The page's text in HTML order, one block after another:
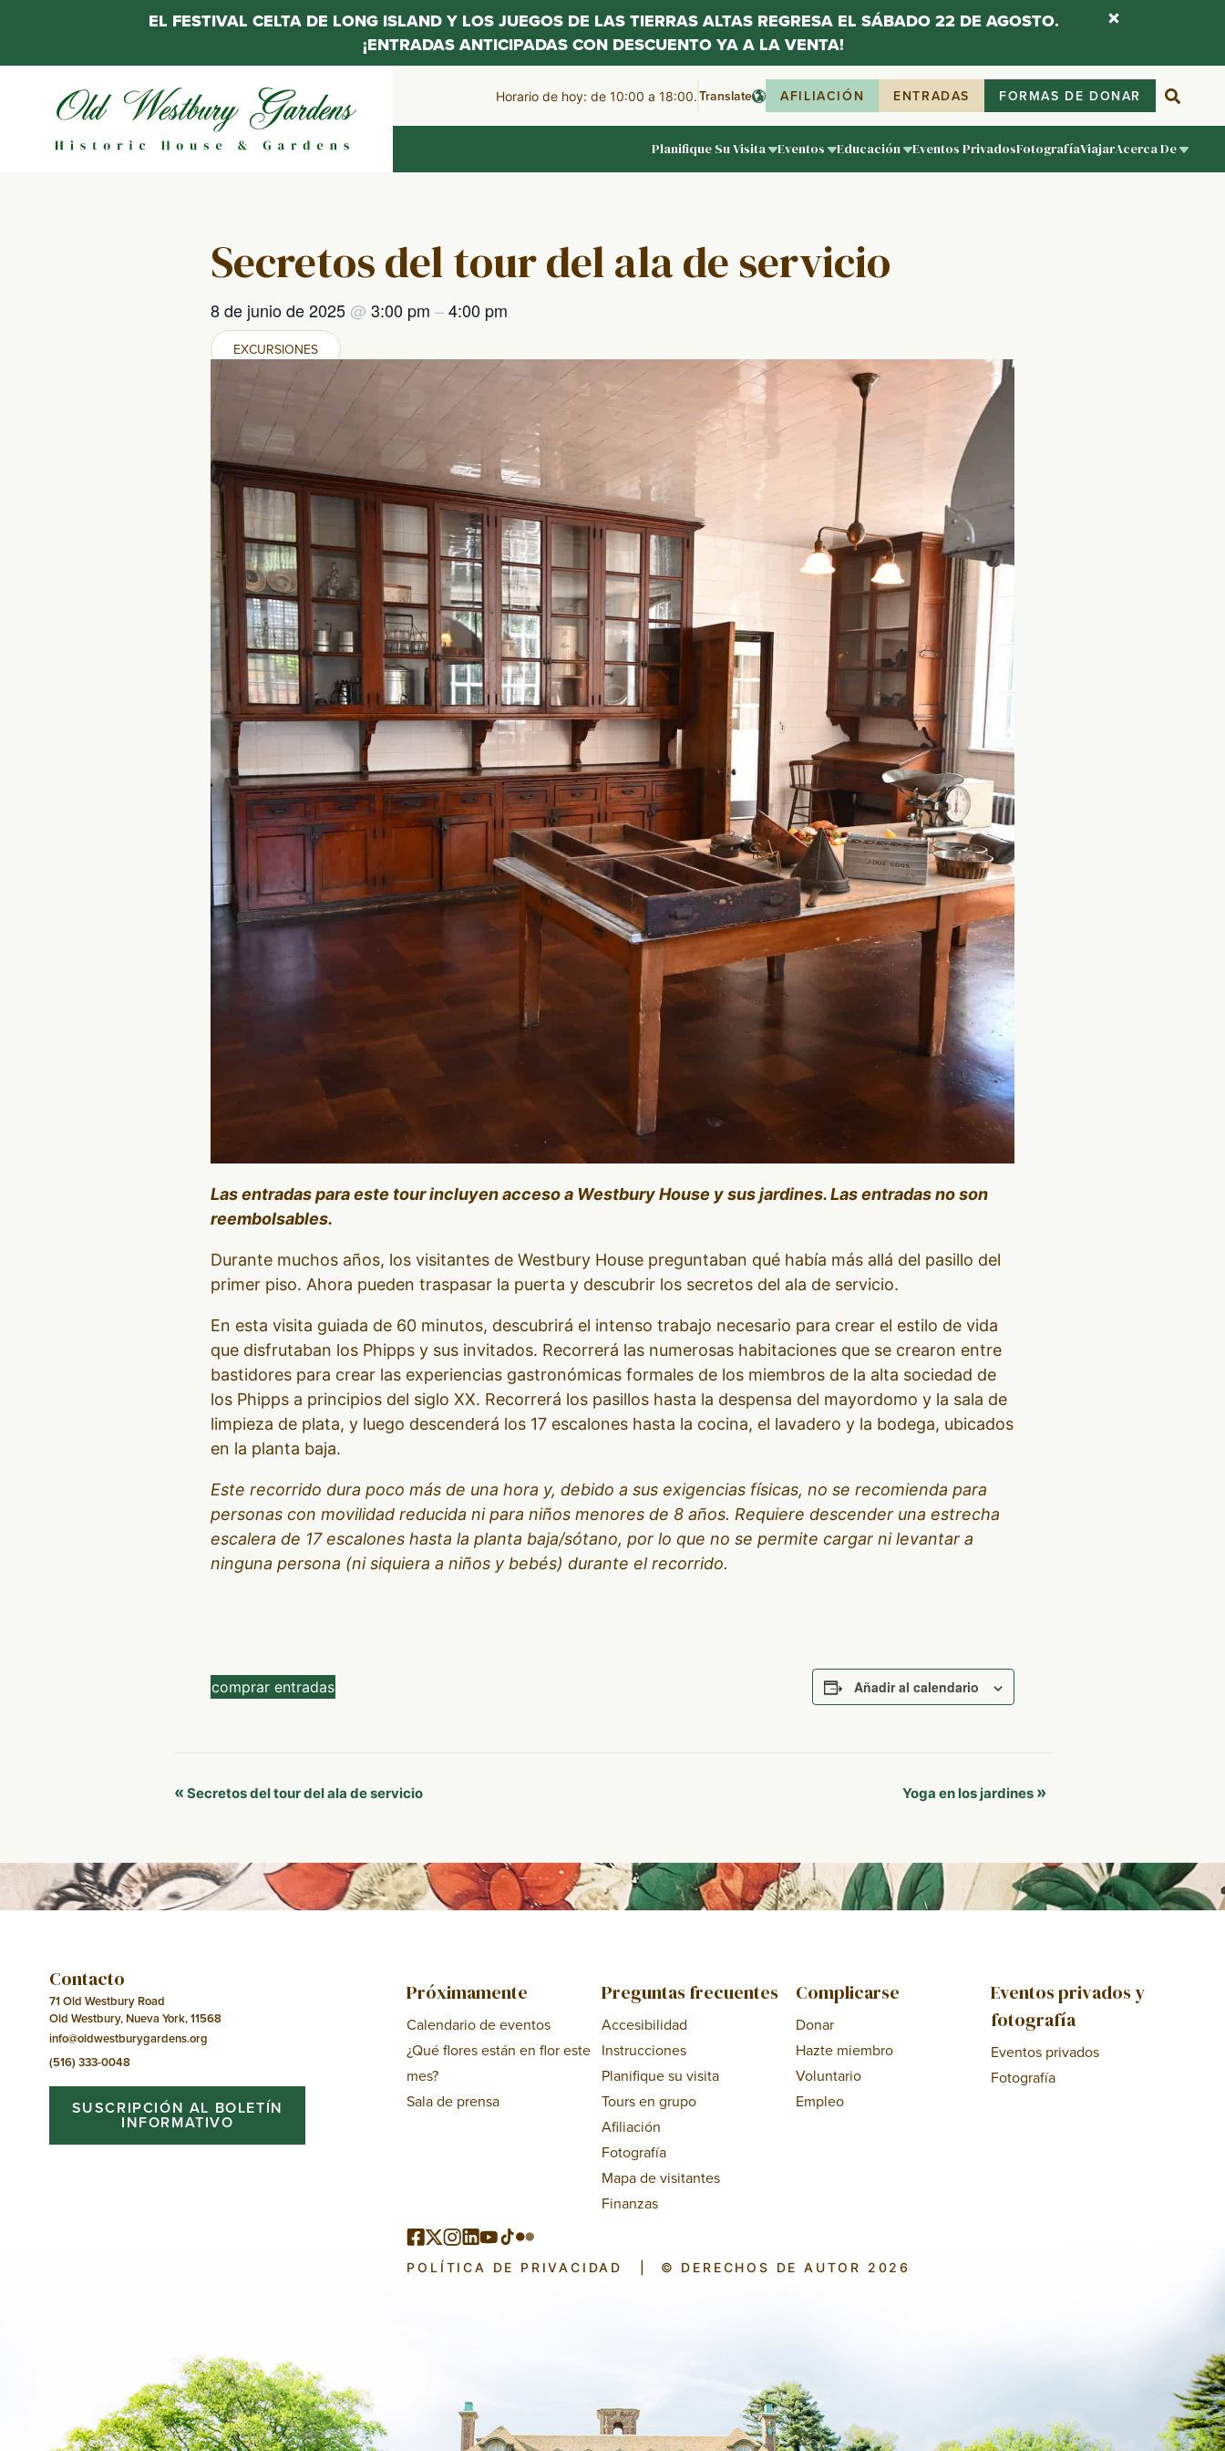
contenido
Horario de hoy: de 10:00 a 18:00.Translate AFILIACIÓN ENTRADAS FORMAS DE DONAR
Planifique Su Visita Eventos Educación Eventos PrivadosFotografíaViajarAcerca De
Secretos del tour del ala de servicio
8 de junio de 2025@ 3:00 pm –4:00 pm
EXCURSIONES
Las entradas para este tour incluyen acceso a Westbury House y sus jardines. Las entradas no son
reembolsables.
Durante muchos años, los visitantes de Westbury House preguntaban qué había más allá del pasillo del
primer piso. Ahora pueden traspasar la puerta y descubrir los secretos del ala de servicio.
En esta visita guiada de 60 minutos, descubrirá el intenso trabajo necesario para crear el estilo de vida
que disfrutaban los Phipps y sus invitados. Recorrerá las numerosas habitaciones que se crearon entre
bastidores para crear las experiencias gastronómicas formales de los miembros de la alta sociedad de
los Phipps a principios del siglo XX. Recorrerá los pasillos hasta la despensa del mayordomo y la sala de
limpieza de plata, y luego descenderá los 17 escalones hasta la cocina, el lavadero y la bodega, ubicados
en la planta baja.
Este recorrido dura poco más de una hora y, debido a sus exigencias físicas, no se recomienda para
personas con movilidad reducida ni para niños menores de 8 años. Requiere descender una estrecha
escalera de 17 escalones hasta la planta baja/sótano, por lo que no se permite cargar ni levantar a
ninguna persona (ni siquiera a niños y bebés) durante el recorrido.
comprar entradas Añadir al calendario
Navegación
Evento
« Secretos del tour del ala de servicio Yoga en los jardines »
Contacto
71 Old Westbury Road
Old Westbury, Nueva York, 11568
info@oldwestburygardens.org
(516) 333-0048
SUSCRIPCIÓN AL BOLETÍN
INFORMATIVO
Próximamente
Calendario de eventos
¿Qué flores están en flor este
mes?
Sala de prensa
Preguntas frecuentes
Accesibilidad
Instrucciones
Planifique su visita
Tours en grupo
Afiliación
Fotografía
Mapa de visitantes
Finanzas
Complicarse
Donar
Hazte miembro
Voluntario
Empleo
Eventos privados y
fotografía
Eventos privados
Fotografía
POLÍTICA DE PRIVACIDAD © DERECHOS DE AUTOR 2026
EL FESTIVAL CELTA DE LONG ISLAND Y LOS JUEGOS DE LAS TIERRAS ALTAS REGRESA EL SÁBADO 22 DE AGOSTO.
¡ENTRADAS ANTICIPADAS CON DESCUENTO YA A LA VENTA!